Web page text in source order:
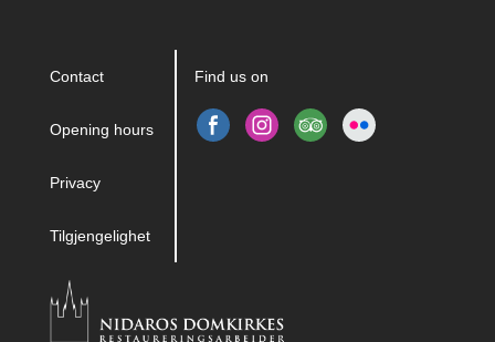
Contact
Opening hours
Privacy
Tilgjengelighet
Find us on